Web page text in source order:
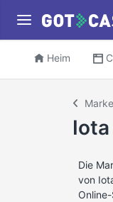
Heim
Die
von